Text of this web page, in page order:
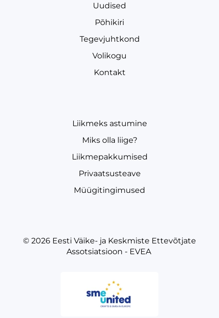
Uudised
Põhikiri
Tegevjuhtkond
Volikogu
Kontakt
Liikmeks astumine
Miks olla liige?
Liikmepakkumised
Privaatsusteave
Müügitingimused
© 2026 Eesti Väike- ja Keskmiste Ettevõtjate
Assotsiatsioon - EVEA